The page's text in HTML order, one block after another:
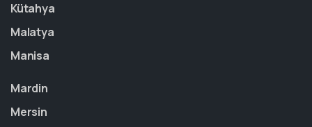
Kütahya
Malatya
Manisa
Mardin
Mersin